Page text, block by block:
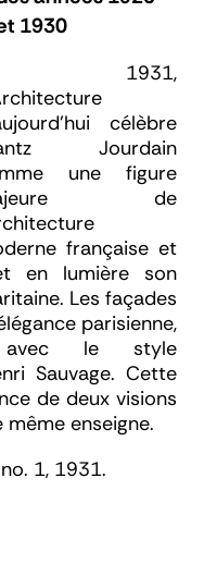
1930
1931,
célèbre
Jourdain
une figure
de
française et
en lumière son
Les façades
parisienne,
avec le style
Sauvage. Cette
de deux visions
même enseigne.
1, 1931.